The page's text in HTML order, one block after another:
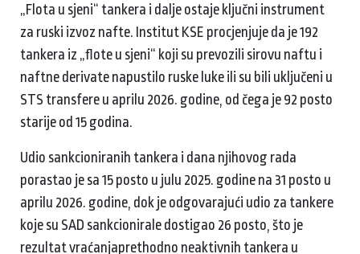
„Flota u sjeni“ tankera i dalje ostaje ključni instrument
za ruski izvoz nafte. Institut KSE procjenjuje da je 192
tankera iz „flote u sjeni“ koji su prevozili sirovu naftu i
naftne derivate napustilo ruske luke ili su bili uključeni u
STS transfere u aprilu 2026. godine, od čega je 92 posto
starije od 15 godina.
Udio sankcioniranih tankera i dana njihovog rada
porastao je sa 15 posto u julu 2025. godine na 31 posto u
aprilu 2026. godine, dok je odgovarajući udio za tankere
koje su SAD sankcionirale dostigao 26 posto, što je
rezultat vraćanjaprethodno neaktivnih tankera u